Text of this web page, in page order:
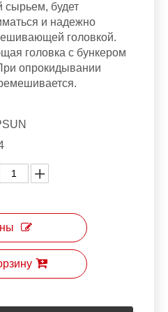
сырьем, будет
и надежно
головкой.
головка с бункером
опрокидывании